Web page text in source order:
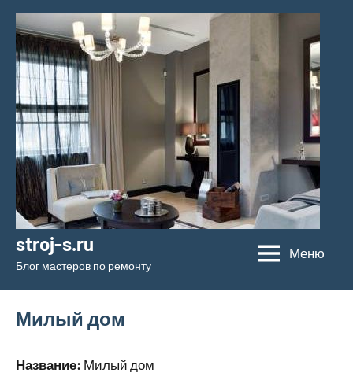
Перейти
содержимому
stroj-s.ru
Блог мастеров по ремонту
Меню
Милый дом
Название: Милый дом